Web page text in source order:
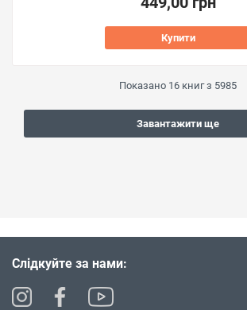
Купити
Показано 16 книг з 5985
Завантажити ще
Слідкуйте за нами: